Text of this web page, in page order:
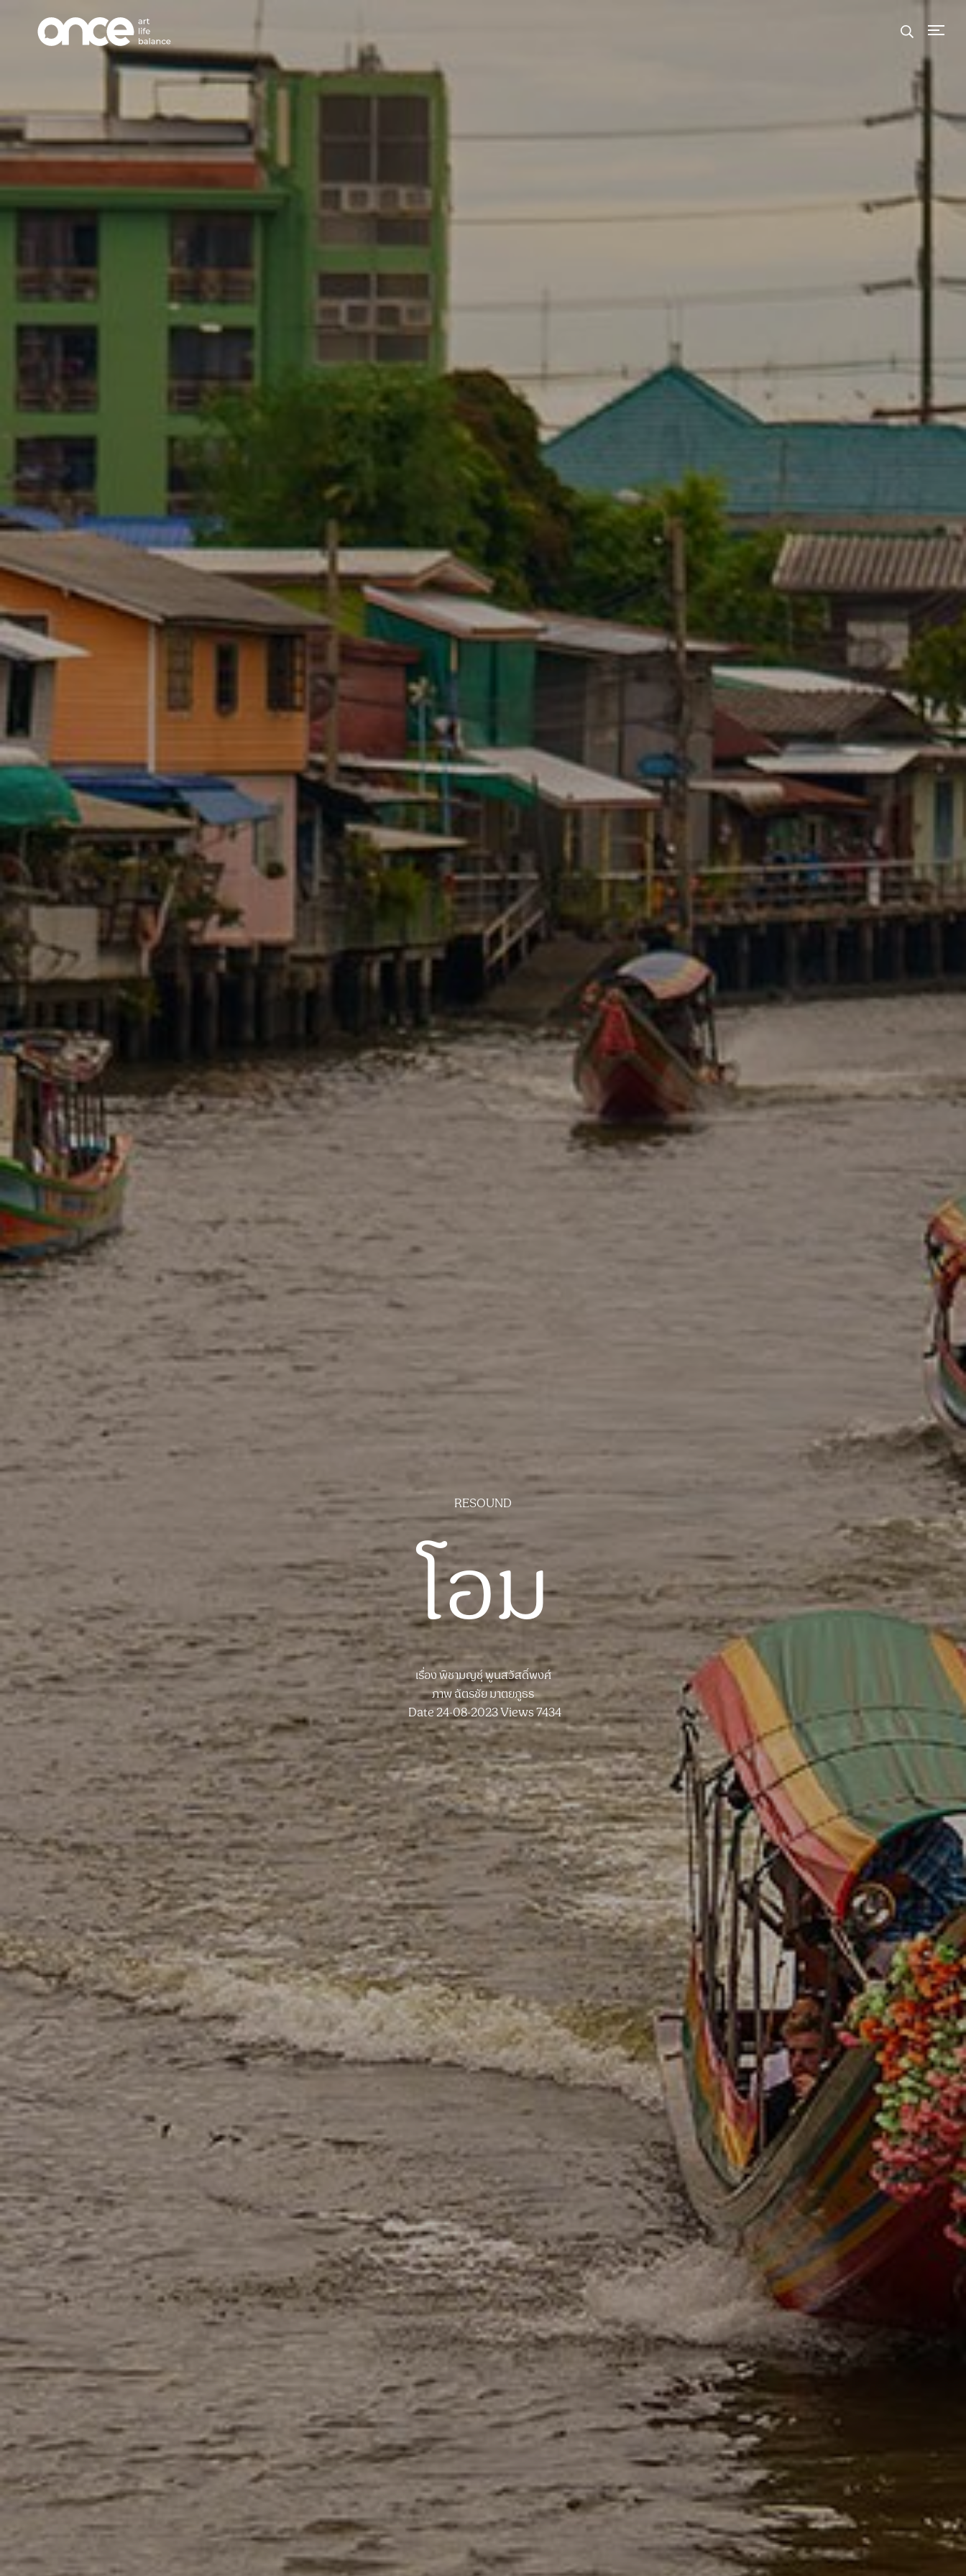
RESOUND
โอม
เรื่องพิชามญชุ์ พูนสวัสดิ์พงศ์
ภาพฉัตรชัย มาตยภูธร
Date 24-08-2023Views 7434